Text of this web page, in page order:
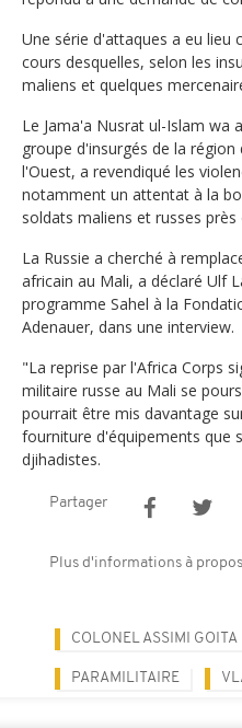
Une série d'attaques a eu lieu
cours desquelles, selon les
maliens et quelques
Le Jama'a Nusrat ul-Islam wa
groupe d'insurgés de la région
l'Ouest, a revendiqué les
notamment un attentat à la
soldats maliens et russes près
La Russie a cherché à
africain au Mali, a déclaré Ulf
programme Sahel à la
Adenauer, dans une interview.
"La reprise par l'Africa Corps
militaire russe au Mali se
pourrait être mis davantage
fourniture d'équipements que
djihadistes.
Partager
Plus d'informations à
COLONEL ASSIMI GOITA
PARAMILITAIRE